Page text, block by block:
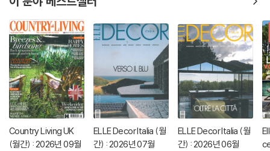
Country Living UK
(월간) : 2026년 09월
ELLE Decor Italia (월
간) : 2026년 07월
ELLE Decor Italia (월
간) : 2026년 06월